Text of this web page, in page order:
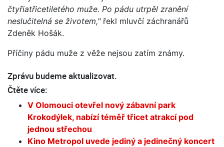
čtyřiatřicetiletého muže. Po pádu utrpěl zranění
neslučitelná se životem,"řekl mluvčí záchranářů
Zdeněk Hošák.
Příčiny pádu muže z věže nejsou zatím známy.
Zprávu budeme aktualizovat.
Čtěte více:
V Olomouci otevřel nový zábavní park
Krokodýlek, nabízí téměř třicet atrakcí pod
jednou střechou
Kino Metropol uvede jediný a jedinečný koncert